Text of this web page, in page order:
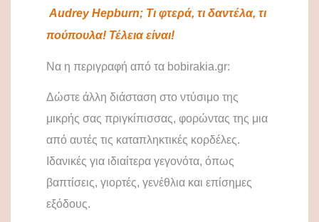
Audrey Hepburn; Τι φτερά, τι δαντέλα, τι
πούπουλα! Τέλεια είναι!
Να η περιγραφή από τα bobirakia.gr:
Δώστε άλλη διάσταση στο ντύσιμο της
μικρής σας πριγκίπισσας, φορώντας της μια
από αυτές τις καταπληκτικές κορδέλες.
Ιδανικές για ιδιαίτερα γεγονότα, όπως
βαπτίσεις, γιορτές, γενέθλια και επίσημες
εξόδους.